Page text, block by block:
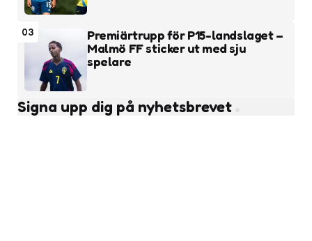
03
Premiärtrupp för P15-landslaget –
Malmö FF sticker ut med sju
spelare
Signa upp dig på nyhetsbrevet